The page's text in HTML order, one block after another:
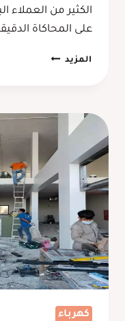
الكثير من العملاء
على المحاكاة
المزيد ديكور
مكة
الرائع
لتزيين
الجدران
باستخدام
الواح
بديل
الخشب
للجدران
المتوفرة
في
كهرباء